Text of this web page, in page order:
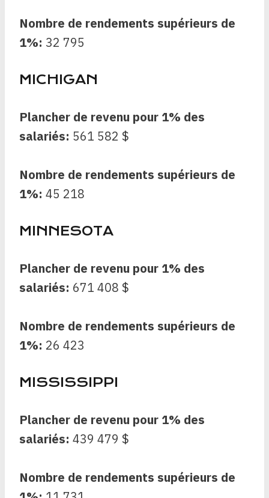
Nombre de rendements supérieurs de
1%: 32 795
MICHIGAN
Plancher de revenu pour 1% des
salariés: 561 582 $
Nombre de rendements supérieurs de
1%: 45 218
MINNESOTA
Plancher de revenu pour 1% des
salariés: 671 408 $
Nombre de rendements supérieurs de
1%: 26 423
MISSISSIPPI
Plancher de revenu pour 1% des
salariés: 439 479 $
Nombre de rendements supérieurs de